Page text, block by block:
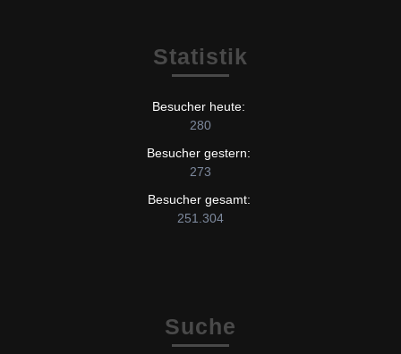
Statistik
Besucher heute:
280
Besucher gestern:
273
Besucher gesamt:
251.304
Suche